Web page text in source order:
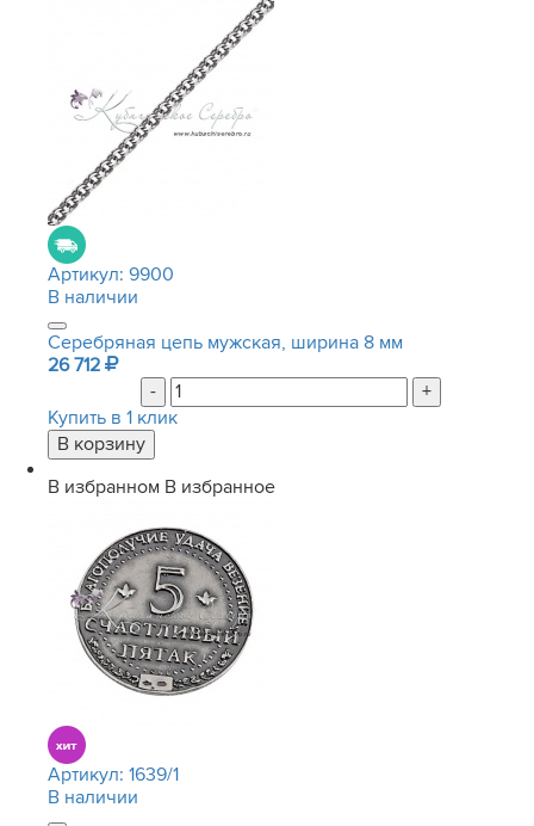
Артикул: 9900
В наличии
Серебряная цепь мужская, ширина 8 мм
26 712
-
+
Купить в 1 клик
В избранном В избранное
Артикул: 1639/1
В наличии